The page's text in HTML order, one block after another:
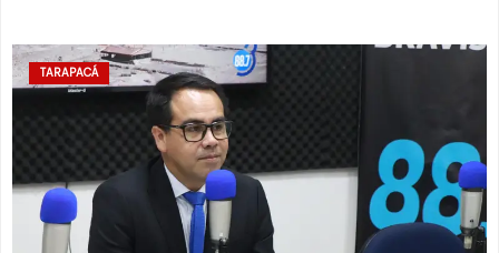
TARAPACÁ